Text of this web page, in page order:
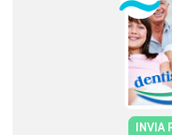
INVIA